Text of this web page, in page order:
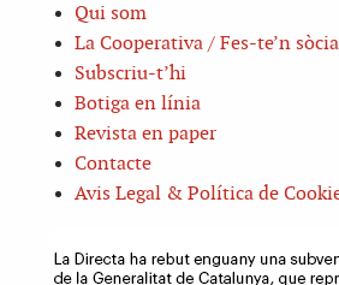
Qui som
La Cooperativa / Fes-te’n sòcia
Subscriu-t’hi
Botiga en línia
Revista en paper
Contacte
Avis Legal & Política de